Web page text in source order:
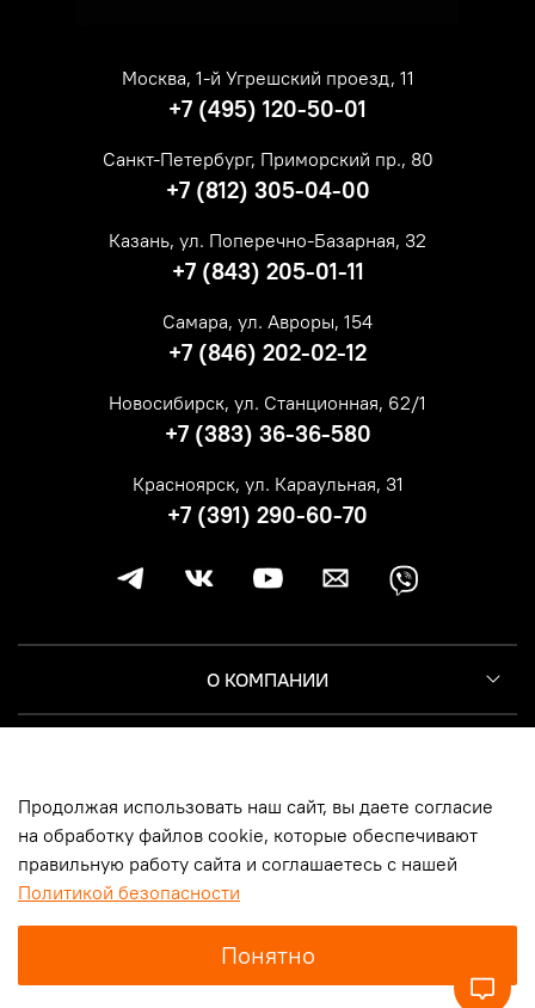
О КОМПАНИИ
ИНФОРМАЦИЯ
Москва, 1-й Угрешский проезд, 11
+7 (495) 120-50-01
Санкт-Петербург, Приморский пр., 80
+7 (812) 305-04-00
Казань, ул. Поперечно-Базарная, 32
+7 (843) 205-01-11
Самара, ул. Авроры, 154
+7 (846) 202-02-12
Новосибирск, ул. Станционная, 62/1
+7 (383) 36-36-580
Красноярск, ул. Караульная, 31
+7 (391) 290-60-70
Самара | Санкт-Петербург | Красноярск, ООО «Мототрейд», ИНН
Продолжая использовать наш сайт, вы даете согласие
на обработку файлов cookie, которые обеспечивают
правильную работу сайта и соглашаетесь с нашей
Политикой безопасности
Понятно